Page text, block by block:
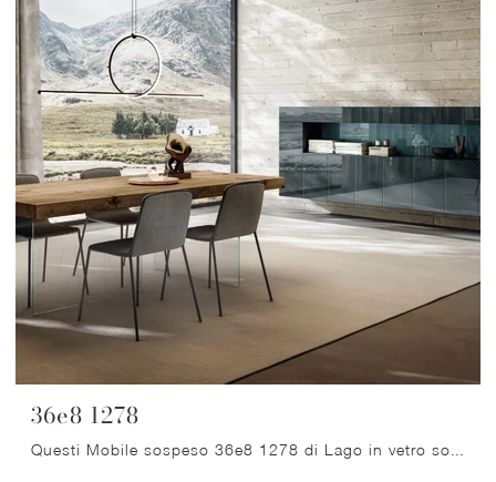
36e8 1278